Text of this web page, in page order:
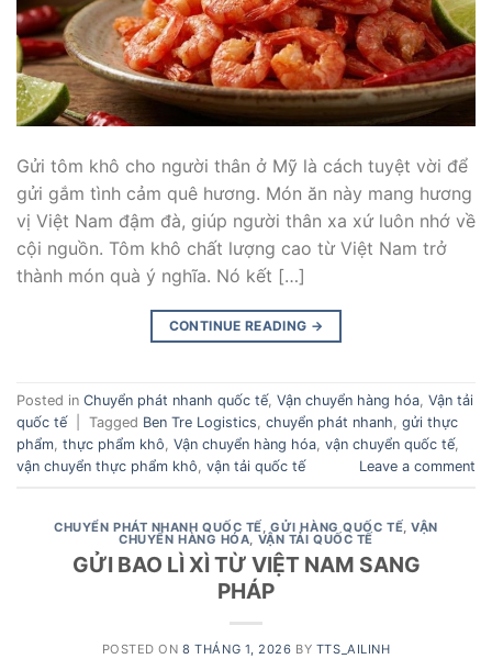
Gửi tôm khô cho người thân ở Mỹ là cách tuyệt vời để
gửi gắm tình cảm quê hương. Món ăn này mang hương
vị Việt Nam đậm đà, giúp người thân xa xứ luôn nhớ về
cội nguồn. Tôm khô chất lượng cao từ Việt Nam trở
thành món quà ý nghĩa. Nó kết […]
CONTINUE READING →
Posted in Chuyển phát nhanh quốc tế, Vận chuyển hàng hóa, Vận tải
quốc tế
Tagged Ben Tre Logistics, chuyển phát nhanh, gửi thực
phẩm, thực phẩm khô, Vận chuyển hàng hóa, vận chuyển quốc tế,
vận chuyển thực phẩm khô, vận tải quốc tế Leave a comment
CHUYỂN PHÁT NHANH QUỐC TẾ ,GỬI HÀNG QUỐC TẾ ,VẬN
CHUYỂN HÀNG HÓA VẬN TẢI QUỐC TẾ
GỬI BAO LÌ XÌ TỪ VIỆT NAM SANG
PHÁP
POSTED ON8 THÁNG 1, 2026 BY TTS_AILINH